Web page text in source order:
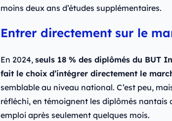
moins deux ans d’études supplémentaires.
Entrer directement sur le
En 2024, seuls 18 % des diplômés du BUT
fait le choix d’intégrer directement le
semblable au niveau national. C’est peu,
réfléchi, en témoignent les diplômés
emploi après seulement quelques mois.